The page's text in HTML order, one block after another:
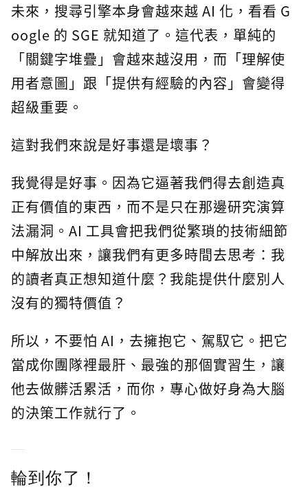
未來，搜尋引擎本身會越來越 AI 化，看看 G
oogle 的 SGE 就知道了。這代表，單純的
「關鍵字堆疊」會越來越沒用，而「理解使
用者意圖」跟「提供有經驗的內容」會變得
超級重要。
這對我們來說是好事還是壞事？
我覺得是好事。因為它逼著我們得去創造真
正有價值的東西，而不是只在那邊研究演算
法漏洞。AI 工具會把我們從繁瑣的技術細節
中解放出來，讓我們有更多時間去思考：我
的讀者真正想知道什麼？我能提供什麼別人
沒有的獨特價值？
所以，不要怕 AI，去擁抱它、駕馭它。把它
當成你團隊裡最肝、最強的那個實習生，讓
他去做髒活累活，而你，專心做好身為大腦
的決策工作就行了。
輪到你了！